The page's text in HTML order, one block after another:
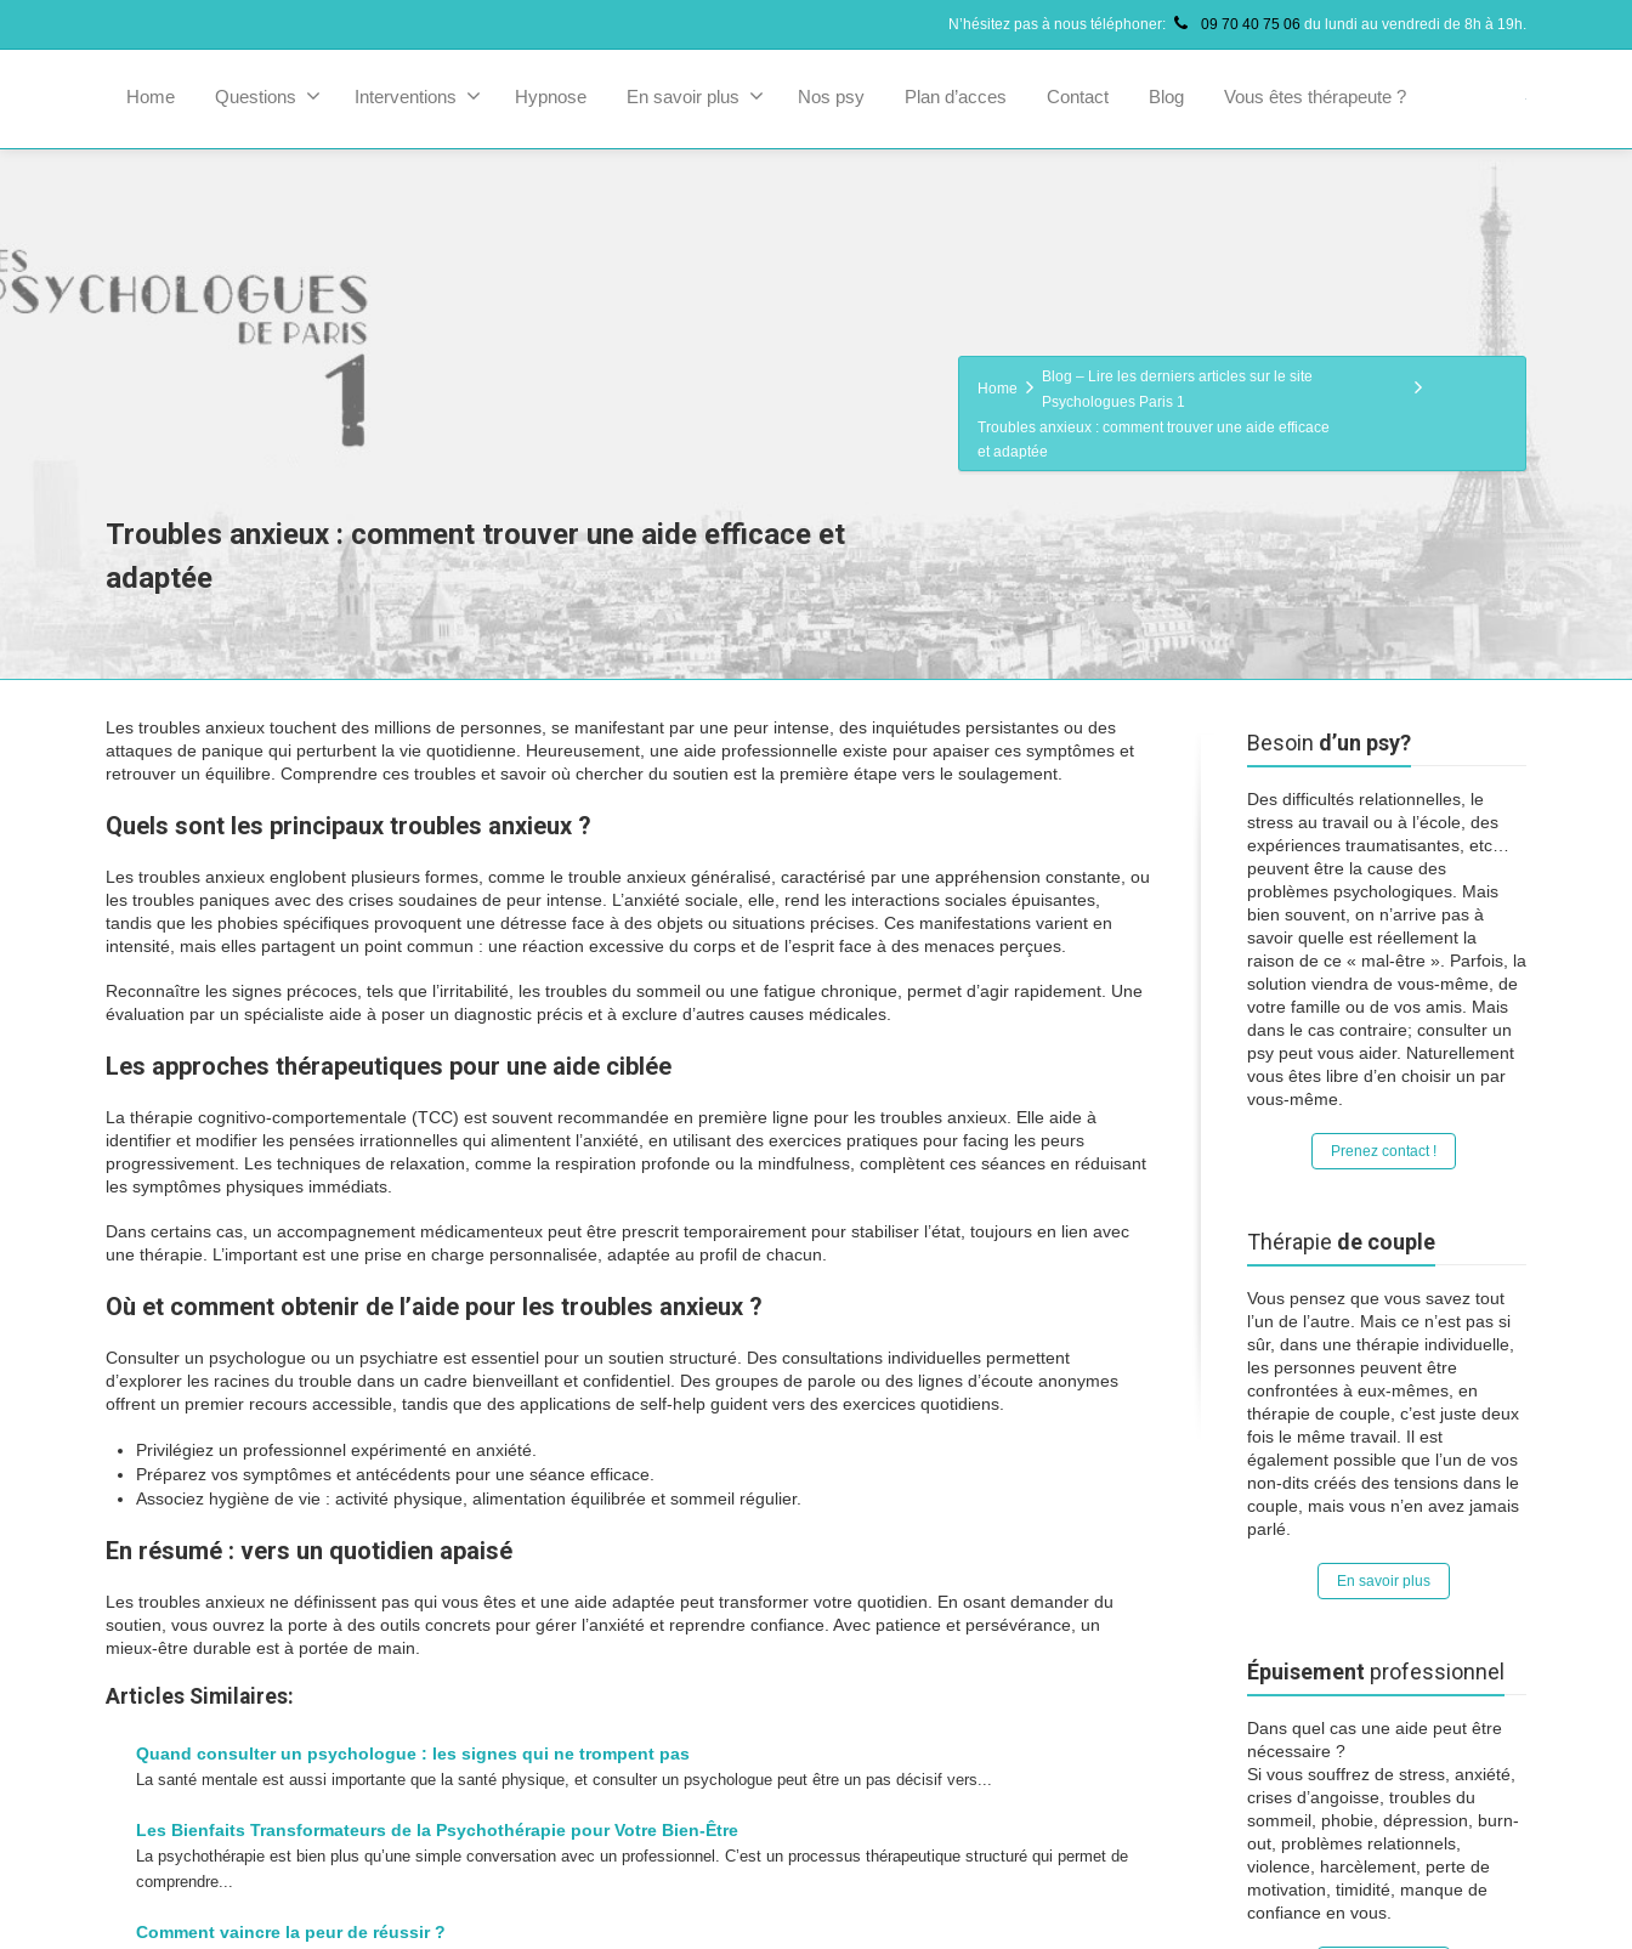
N’hésitez pas à nous téléphoner: 09 70 40 75 06 du lundi au vendredi de 8h à 19h.
Home Questions Interventions Hypnose En savoir plus Nos psy Plan d’acces Contact Blog Vous êtes thérapeute ?
Troubles anxieux : comment trouver une aide efficace et
adaptée
Home
Blog – Lire les derniers articles sur le site
Psychologues Paris 1
Troubles anxieux : comment trouver une aide efficace
et adaptée
Les troubles anxieux touchent des millions de personnes, se manifestant par une peur intense, des inquiétudes persistantes ou des
attaques de panique qui perturbent la vie quotidienne. Heureusement, une aide professionnelle existe pour apaiser ces symptômes et
retrouver un équilibre. Comprendre ces troubles et savoir où chercher du soutien est la première étape vers le soulagement.
Quels sont les principaux troubles anxieux ?
Les troubles anxieux englobent plusieurs formes, comme le trouble anxieux généralisé, caractérisé par une appréhension constante, ou
les troubles paniques avec des crises soudaines de peur intense. L’anxiété sociale, elle, rend les interactions sociales épuisantes,
tandis que les phobies spécifiques provoquent une détresse face à des objets ou situations précises. Ces manifestations varient en
intensité, mais elles partagent un point commun : une réaction excessive du corps et de l’esprit face à des menaces perçues.
Reconnaître les signes précoces, tels que l’irritabilité, les troubles du sommeil ou une fatigue chronique, permet d’agir rapidement. Une
évaluation par un spécialiste aide à poser un diagnostic précis et à exclure d’autres causes médicales.
Les approches thérapeutiques pour une aide ciblée
La thérapie cognitivo-comportementale (TCC) est souvent recommandée en première ligne pour les troubles anxieux. Elle aide à
identifier et modifier les pensées irrationnelles qui alimentent l’anxiété, en utilisant des exercices pratiques pour facing les peurs
progressivement. Les techniques de relaxation, comme la respiration profonde ou la mindfulness, complètent ces séances en réduisant
les symptômes physiques immédiats.
Dans certains cas, un accompagnement médicamenteux peut être prescrit temporairement pour stabiliser l’état, toujours en lien avec
une thérapie. L’important est une prise en charge personnalisée, adaptée au profil de chacun.
Où et comment obtenir de l’aide pour les troubles anxieux ?
Consulter un psychologue ou un psychiatre est essentiel pour un soutien structuré. Des consultations individuelles permettent
d’explorer les racines du trouble dans un cadre bienveillant et confidentiel. Des groupes de parole ou des lignes d’écoute anonymes
offrent un premier recours accessible, tandis que des applications de self-help guident vers des exercices quotidiens.
Privilégiez un professionnel expérimenté en anxiété.
Préparez vos symptômes et antécédents pour une séance efficace.
Associez hygiène de vie : activité physique, alimentation équilibrée et sommeil régulier.
En résumé : vers un quotidien apaisé
Les troubles anxieux ne définissent pas qui vous êtes et une aide adaptée peut transformer votre quotidien. En osant demander du
soutien, vous ouvrez la porte à des outils concrets pour gérer l’anxiété et reprendre confiance. Avec patience et persévérance, un
mieux-être durable est à portée de main.
Articles Similaires:
Quand consulter un psychologue : les signes qui ne trompent pas
La santé mentale est aussi importante que la santé physique, et consulter un psychologue peut être un pas décisif vers...
Les Bienfaits Transformateurs de la Psychothérapie pour Votre Bien-Être
La psychothérapie est bien plus qu’une simple conversation avec un professionnel. C’est un processus thérapeutique structuré qui permet de
comprendre...
Comment vaincre la peur de réussir ?
Besoin d’un psy?
Des difficultés relationnelles, le
stress au travail ou à l’école, des
expériences traumatisantes, etc…
peuvent être la cause des
problèmes psychologiques. Mais
bien souvent, on n’arrive pas à
savoir quelle est réellement la
raison de ce « mal-être ». Parfois, la
solution viendra de vous-même, de
votre famille ou de vos amis. Mais
dans le cas contraire; consulter un
psy peut vous aider. Naturellement
vous êtes libre d’en choisir un par
vous-même.
Prenez contact !
Thérapie de couple
Vous pensez que vous savez tout
l’un de l’autre. Mais ce n’est pas si
sûr, dans une thérapie individuelle,
les personnes peuvent être
confrontées à eux-mêmes, en
thérapie de couple, c’est juste deux
fois le même travail. Il est
également possible que l’un de vos
non-dits créés des tensions dans le
couple, mais vous n’en avez jamais
parlé.
En savoir plus
Épuisement professionnel
Dans quel cas une aide peut être
nécessaire ?
Si vous souffrez de stress, anxiété,
crises d’angoisse, troubles du
sommeil, phobie, dépression, burn-
out, problèmes relationnels,
violence, harcèlement, perte de
motivation, timidité, manque de
confiance en vous.